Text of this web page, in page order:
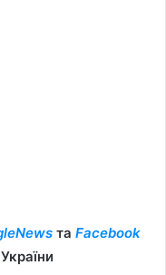
та Facebook